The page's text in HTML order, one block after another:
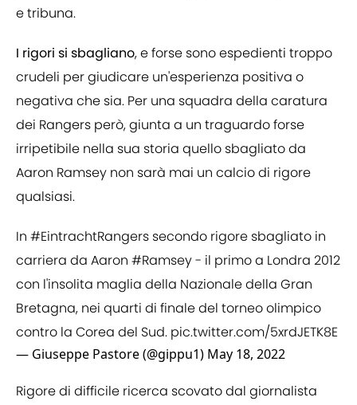
e tribuna.
I rigori si sbagliano, e forse sono espedienti troppo
crudeli per giudicare un'esperienza positiva o
negativa che sia. Per una squadra della caratura
dei Rangers però, giunta a un traguardo forse
irripetibile nella sua storia quello sbagliato da
Aaron Ramsey non sarà mai un calcio di rigore
qualsiasi.
In #EintrachtRangers secondo rigore sbagliato in
carriera da Aaron #Ramsey- il primo a Londra 2012
con l'insolita maglia della Nazionale della Gran
Bretagna, nei quarti di finale del torneo olimpico
contro la Corea del Sud. pic.twitter.com/5xrdJETK8E
— Giuseppe Pastore (@gippu1) May 18, 2022
Rigore di difficile ricerca scovato dal giornalista